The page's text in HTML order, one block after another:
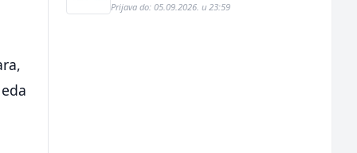
Prijava do: 05.09.2026. u 23:59